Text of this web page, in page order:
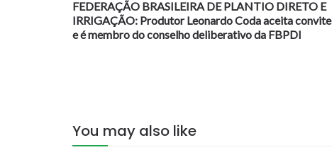
FEDERAÇÃO BRASILEIRA DE PLANTIO DIRETO E
IRRIGAÇÃO: Produtor Leonardo Coda aceita convite
e é membro do conselho deliberativo da FBPDI
You may also like